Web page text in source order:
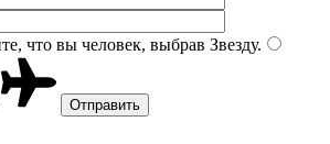
что вы человек, выбрав Звезду.